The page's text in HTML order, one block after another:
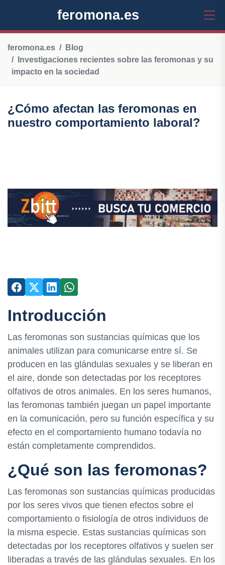
feromona.es
feromona.es
Blog
Investigaciones recientes sobre las feromonas y su
impacto en la sociedad
¿Cómo afectan las feromonas en
nuestro comportamiento laboral?
Introducción
Las feromonas son sustancias químicas que los
animales utilizan para comunicarse entre sí. Se
producen en las glándulas sexuales y se liberan en
el aire, donde son detectadas por los receptores
olfativos de otros animales. En los seres humanos,
las feromonas también juegan un papel importante
en la comunicación, pero su función específica y su
efecto en el comportamiento humano todavía no
están completamente comprendidos.
¿Qué son las feromonas?
Las feromonas son sustancias químicas producidas
por los seres vivos que tienen efectos sobre el
comportamiento o fisiología de otros individuos de
la misma especie. Estas sustancias químicas son
detectadas por los receptores olfativos y suelen ser
liberadas a través de las glándulas sexuales. En los